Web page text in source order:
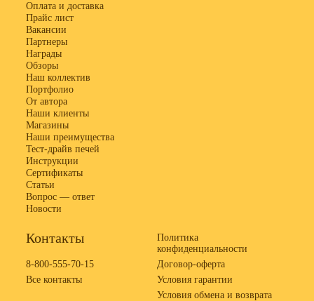
Оплата и доставка
Прайс лист
Вакансии
Партнеры
Награды
Обзоры
Наш коллектив
Портфолио
От автора
Наши клиенты
Магазины
Наши преимущества
Тест-драйв печей
Инструкции
Сертификаты
Статьи
Вопрос — ответ
Новости
Контакты
8-800-555-70-15
Все контакты
Политика
конфиденциальности
Договор-оферта
Условия гарантии
Условия обмена и возврата